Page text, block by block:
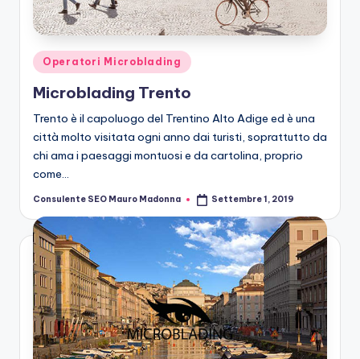
g
M
ic
o
b
n
di
n
g
M
ic
Posted
in
Operatori Microblading
Microblading Trento
Trento è il capoluogo del Trentino Alto Adige ed è una
città molto visitata ogni anno dai turisti, soprattutto da
chi ama i paesaggi montuosi e da cartolina, proprio
come…
Posted
Consulente SEO Mauro Madonna Settembre 1, 2019